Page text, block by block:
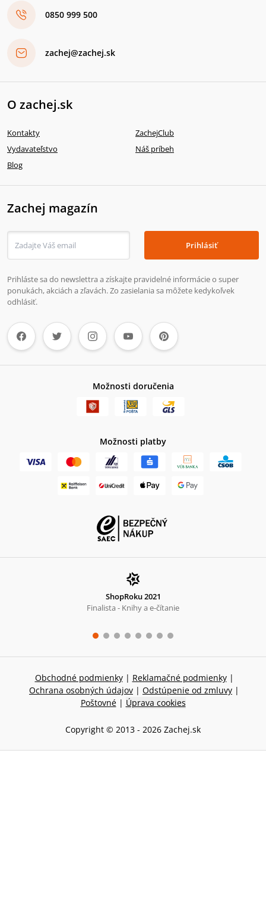
0850 999 500
zachej@zachej.sk
O zachej.sk
Kontakty
ZachejClub
Vydavateľstvo
Náš príbeh
Blog
Zachej magazín
Prihlásiť
Prihláste sa do newslettra a získajte pravidelné informácie o super
ponukách, akciách a zľavách. Zo zasielania sa môžete kedykoľvek
odhlásiť.
Možnosti doručenia
Možnosti platby
ShopRoku 2021
Finalista - Knihy a e-čítanie
Obchodné podmienky | Reklamačné podmienky |
Ochrana osobných údajov | Odstúpenie od zmluvy |
Poštovné | Úprava cookies
Copyright © 2013 - 2026 Zachej.sk